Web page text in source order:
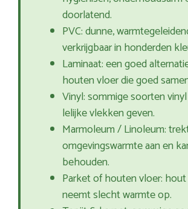
doorlatend.
PVC: dunne,
verkrijgbaar in honderden
Laminaat: een goed
houten vloer die goed
Vinyl: sommige soorten
lelijke vlekken geven.
Marmoleum / Linoleum:
omgevingswarmte aan en
behouden.
Parket of houten vloer:
neemt slecht warmte op.